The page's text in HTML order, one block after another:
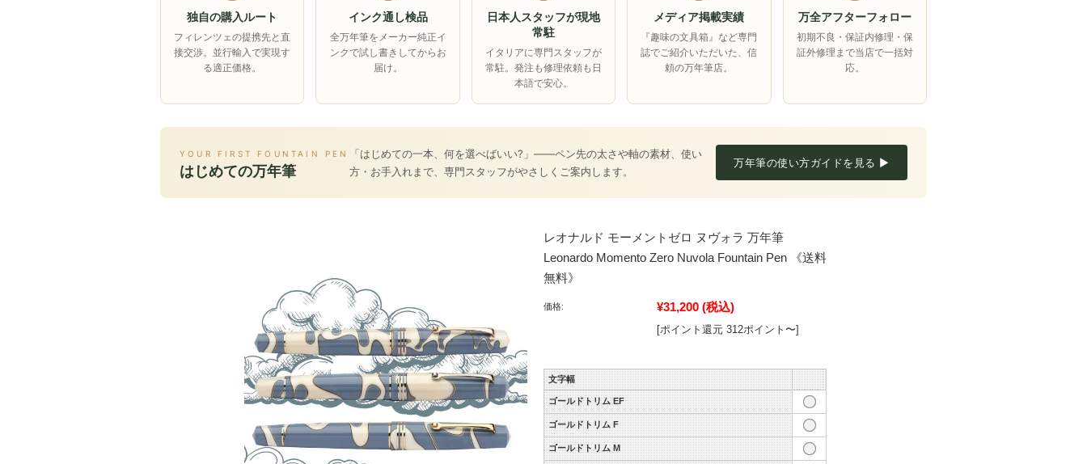
独自の購入ルート
フィレンツェの提携先と直
接交渉。並行輸入で実現す
る適正価格。
インク通し検品
全万年筆をメーカー純正イ
ンクで試し書きしてからお
届け。
日本人スタッフが現地
常駐
イタリアに専門スタッフが
常駐。発注も修理依頼も日
本語で安心。
メディア掲載実績
『趣味の文具箱』など専門
誌でご紹介いただいた、信
頼の万年筆店。
万全アフターフォロー
初期不良・保証内修理・保
証外修理まで当店で一括対
応。
YOUR FIRST FOUNTAIN PEN
はじめての万年筆
「はじめての一本、何を選べばいい?」――ペン先の太さや軸の素材、使い
方・お手入れまで、専門スタッフがやさしくご案内します。
万年筆の使い方ガイドを見る ▶
レオナルド モーメントゼロ ヌヴォラ 万年筆
Leonardo Momento Zero Nuvola Fountain Pen 《送料
無料》
価格: ¥31,200 (税込)
[ポイント還元 312ポイント〜]
文字幅
ゴールドトリム EF
ゴールドトリム F
ゴールドトリム M